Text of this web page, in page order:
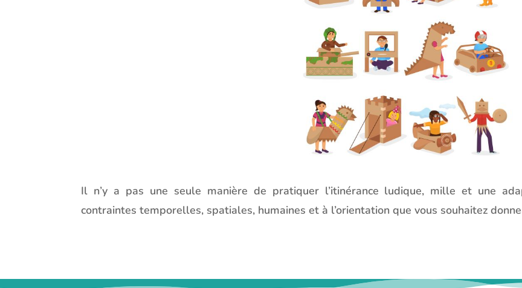
Il n’y a pas une seule manière de pratiquer l’itinérance ludique, mille et une
contraintes temporelles, spatiales, humaines et à l’orientation que vous souhaitez